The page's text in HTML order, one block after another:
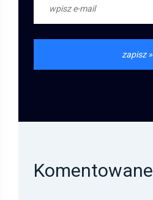
Komentowane